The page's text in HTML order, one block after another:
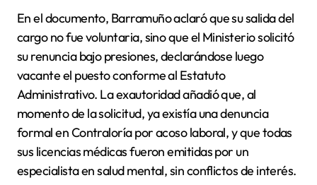
En el documento, Barramuño aclaró que su salida del
cargo no fue voluntaria, sino que el Ministerio solicitó
su renuncia bajo presiones, declarándose luego
vacante el puesto conforme al Estatuto
Administrativo. La exautoridad añadió que, al
momento de la solicitud, ya existía una denuncia
formal en Contraloría por acoso laboral, y que todas
sus licencias médicas fueron emitidas por un
especialista en salud mental, sin conflictos de interés.